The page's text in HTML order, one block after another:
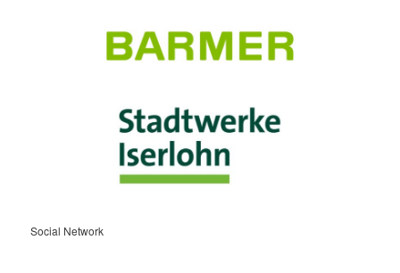
Social Network